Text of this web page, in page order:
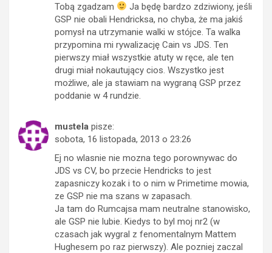
Tobą zgadzam
Ja będę bardzo zdziwiony, jeśli
GSP nie obali Hendricksa, no chyba, że ma jakiś
pomysł na utrzymanie walki w stójce. Ta walka
przypomina mi rywalizację Cain vs JDS. Ten
pierwszy miał wszystkie atuty w ręce, ale ten
drugi miał nokautujący cios. Wszystko jest
możliwe, ale ja stawiam na wygraną GSP przez
poddanie w 4 rundzie.
mustela pisze:
sobota, 16 listopada, 2013 o 23:26
Ej no wlasnie nie mozna tego porownywac do
JDS vs CV, bo przecie Hendricks to jest
zapasniczy kozak i to o nim w Primetime mowia,
ze GSP nie ma szans w zapasach.
Ja tam do Rumcajsa mam neutralne stanowisko,
ale GSP nie lubie. Kiedys to byl moj nr2 (w
czasach jak wygral z fenomentalnym Mattem
Hughesem po raz pierwszy). Ale pozniej zaczal